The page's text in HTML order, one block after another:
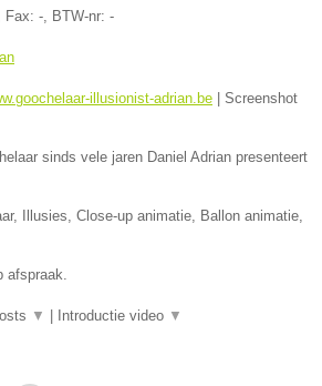
Fax: -, BTW-nr: -
illusionist-adrian.be
Screenshot
sinds vele jaren Daniel Adrian presenteert
Illusies, Close-up animatie, Ballon animatie,
afspraak.
▼ Introductie video ▼